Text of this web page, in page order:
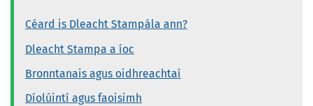
Céard is Dleacht Stampála ann?
Dleacht Stampa a íoc
Bronntanais agus oidhreachtaí
Díolúintí agus faoisimh